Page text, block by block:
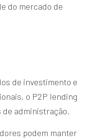
do mercado de
de investimento e
o P2P lending
de administração.
podem manter